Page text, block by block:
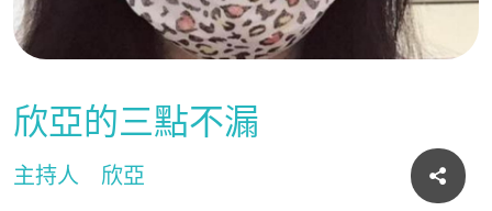
欣亞的三點不漏
主持人 欣亞